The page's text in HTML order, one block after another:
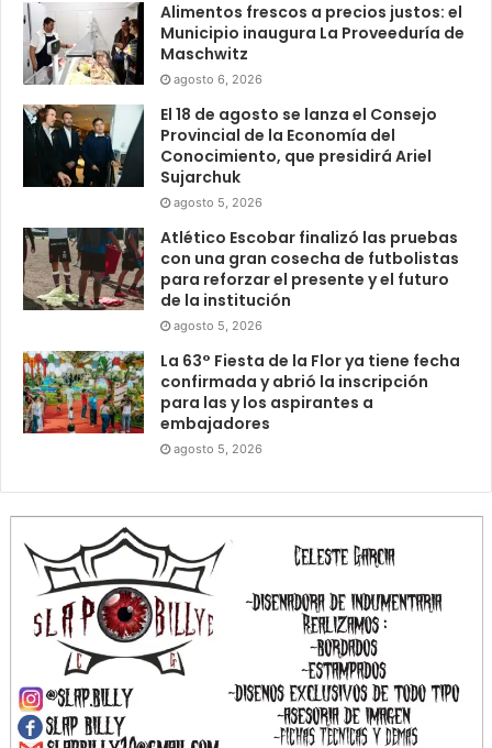
Alimentos frescos a precios justos: el
Municipio inaugura La Proveeduría de
Maschwitz
agosto 6, 2026
El 18 de agosto se lanza el Consejo
Provincial de la Economía del
Conocimiento, que presidirá Ariel
Sujarchuk
agosto 5, 2026
Atlético Escobar finalizó las pruebas
con una gran cosecha de futbolistas
para reforzar el presente y el futuro
de la institución
agosto 5, 2026
La 63° Fiesta de la Flor ya tiene fecha
confirmada y abrió la inscripción
para las y los aspirantes a
embajadores
agosto 5, 2026